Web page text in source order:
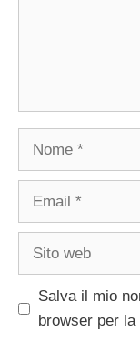
Nome
Email
Sito
Salva il mio
browser per